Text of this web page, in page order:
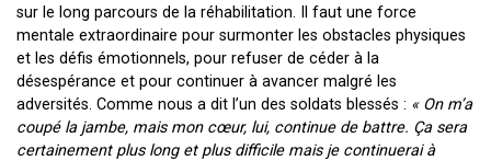
sur le long parcours de la réhabilitation. Il faut une force
mentale extraordinaire pour surmonter les obstacles physiques
et les défis émotionnels, pour refuser de céder à la
désespérance et pour continuer à avancer malgré les
adversités. Comme nous a dit l’un des soldats blessés : « On m’a
coupé la jambe, mais mon cœur, lui, continue de battre. Ça sera
certainement plus long et plus difficile mais je continuerai à